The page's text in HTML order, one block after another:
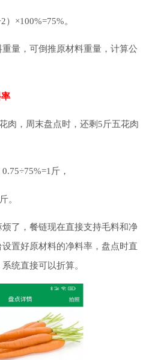
×100%=75%。
量，可倒推原材料重量，计算公
肉，周末盘点时，还剩5斤五花肉
斤，
。
了，餐链现在直接支持毛料和净
置好原材料的净料率，盘点时直
统直接可以折算。